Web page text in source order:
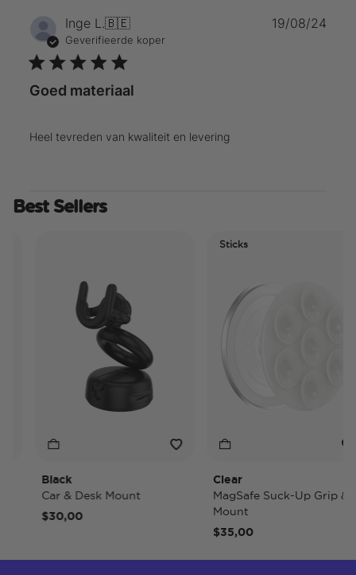
Inge L.🇧🇪
Geverifieerde koper
Goed materiaal
Heel tevreden van kwaliteit en levering
19/08/24
Best Sellers
Black
Car & Desk Mount
$30,00
Sticks
Clear
MagSafe Suck-Up Grip &
Mount
$35,00